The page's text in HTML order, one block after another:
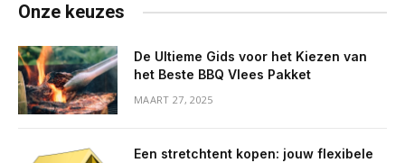
Onze keuzes
De Ultieme Gids voor het Kiezen van
het Beste BBQ Vlees Pakket
MAART 27, 2025
Een stretchtent kopen: jouw flexibele